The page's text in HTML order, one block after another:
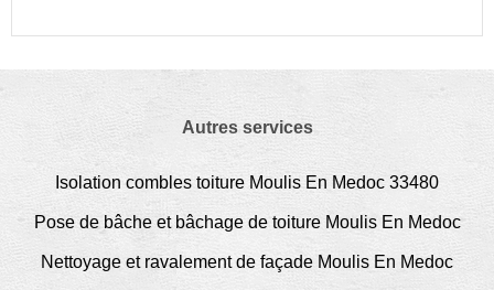
Autres services
Isolation combles toiture Moulis En Medoc 33480
Pose de bâche et bâchage de toiture Moulis En Medoc
Nettoyage et ravalement de façade Moulis En Medoc